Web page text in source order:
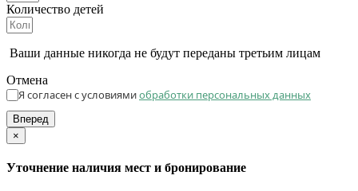
Количество детей
Ваши данные никогда не будут переданы третьим лицам
Отмена
Я согласен с условиямиобработки персональных данных
Вперед
×
Уточнение наличия мест и бронирование